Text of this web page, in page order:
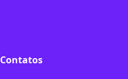
Contatos